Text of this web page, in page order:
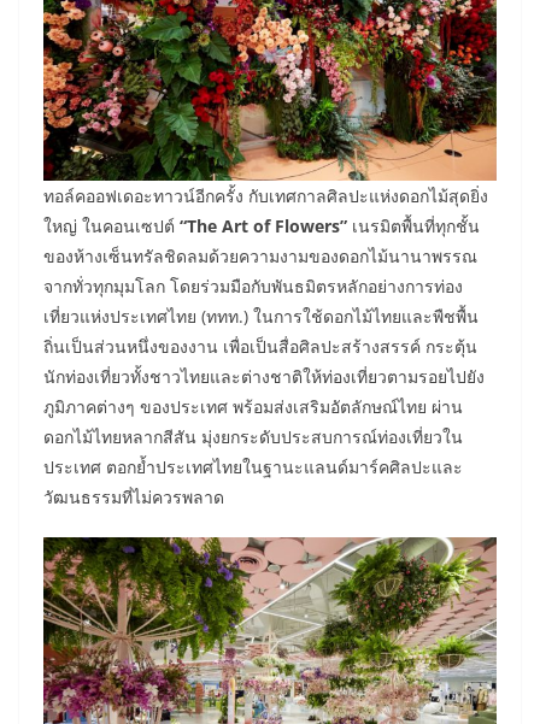
ทอล์คออฟเดอะทาวน์อีกครั้ง กับเทศกาลศิลปะแห่งดอกไม้สุดยิ่ง
ใหญ่ ในคอนเซปต์ “The Art of Flowers” เนรมิตพื้นที่ทุกชั้น
ของห้างเซ็นทรัลชิดลมด้วยความงามของดอกไม้นานาพรรณ
จากทั่วทุกมุมโลก โดยร่วมมือกับพันธมิตรหลักอย่างการท่อง
เที่ยวแห่งประเทศไทย (ททท.) ในการใช้ดอกไม้ไทยและพืชพื้น
ถิ่นเป็นส่วนหนึ่งของงาน เพื่อเป็นสื่อศิลปะสร้างสรรค์ กระตุ้น
นักท่องเที่ยวทั้งชาวไทยและต่างชาติให้ท่องเที่ยวตามรอยไปยัง
ภูมิภาคต่างๆ ของประเทศ พร้อมส่งเสริมอัตลักษณ์ไทย ผ่าน
ดอกไม้ไทยหลากสีสัน มุ่งยกระดับประสบการณ์ท่องเที่ยวใน
ประเทศ ตอกย้ำประเทศไทยในฐานะแลนด์มาร์คศิลปะและ
วัฒนธรรมที่ไม่ควรพลาด